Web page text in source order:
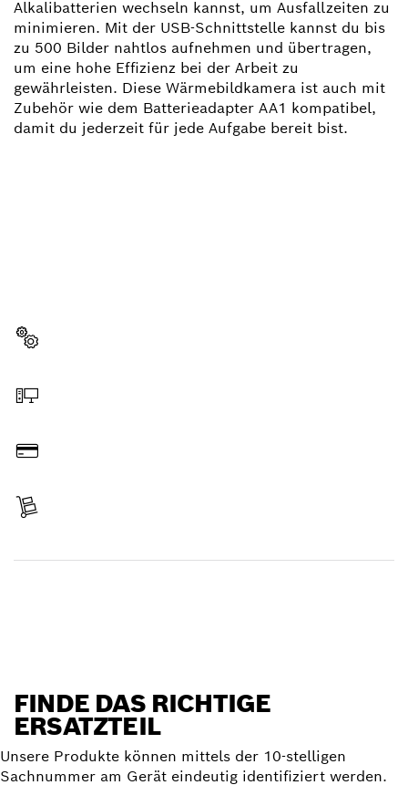
Alkalibatterien wechseln kannst, um Ausfallzeiten zu
minimieren. Mit der USB-Schnittstelle kannst du bis
zu 500 Bilder nahtlos aufnehmen und übertragen,
um eine hohe Effizienz bei der Arbeit zu
gewährleisten. Diese Wärmebildkamera ist auch mit
Zubehör wie dem Batterieadapter AA1 kompatibel,
damit du jederzeit für jede Aufgabe bereit bist.
FINDE DAS RICHTIGE
ERSATZTEIL
Unsere Produkte können mittels der 10-stelligen
Sachnummer am Gerät eindeutig identifiziert werden.